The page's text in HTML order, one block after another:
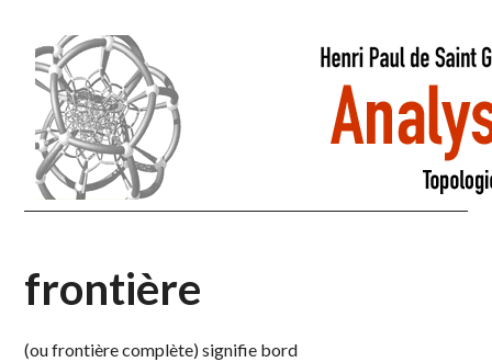
frontière
(ou frontière complète) signifie bord